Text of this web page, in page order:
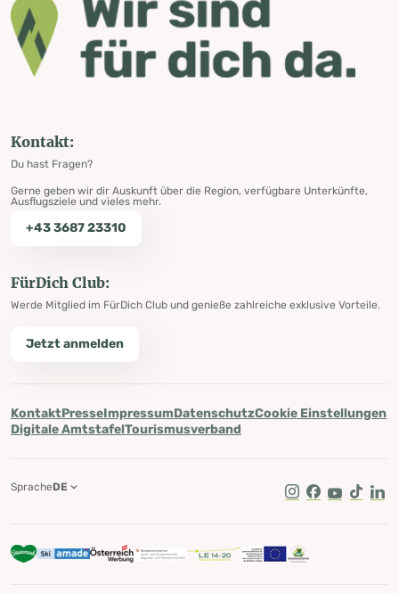
Kontakt:
Du hast Fragen?
Gerne geben wir dir Auskunft über die Region, verfügbare Unterkünfte,
Ausflugsziele und vieles mehr.
+43 3687 23310
FürDich Club:
Werde Mitglied im FürDich Club und genieße zahlreiche exklusive Vorteile.
Jetzt anmelden
KontaktPresseImpressumDatenschutzCookie Einstellungen
Digitale AmtstafelTourismusverband
Instagram
Facebook
Youtube
Tik Tok
SpracheDE